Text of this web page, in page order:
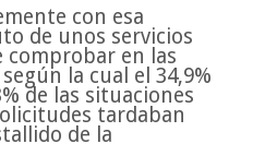
con esa
de unos servicios
comprobar en las
la cual el 34,9%
de las situaciones
tardaban
de la